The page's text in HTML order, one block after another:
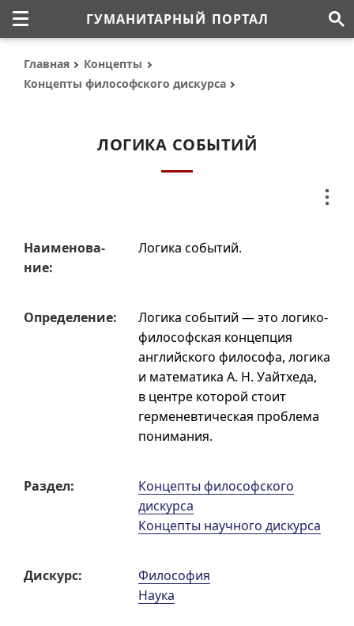
ГУМАНИТАРНЫЙ ПОРТАЛ
Главная
Концепты
Концепты философского дискурса
ЛОГИКА СОБЫТИЙ
Наиме­но­ва­
ние:
Логика событий.
Опреде­ле­ние:
Логика событий — это логико-
философская концепция
английского философа, логика
и математика А. Н. Уайтхеда,
в центре которой стоит
герменевтическая проблема
понимания.
Раздел:
Концепты философского
дискурса
Концепты научного дискурса
Дискурс:
Философия
Наука